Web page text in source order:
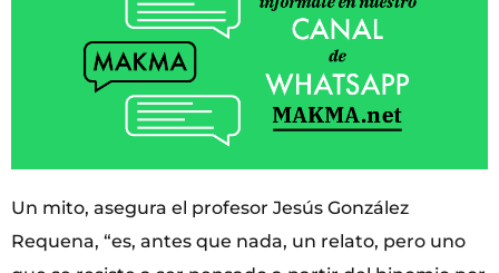
Un mito, asegura el profesor Jesús González
Requena, “es, antes que nada, un relato, pero uno